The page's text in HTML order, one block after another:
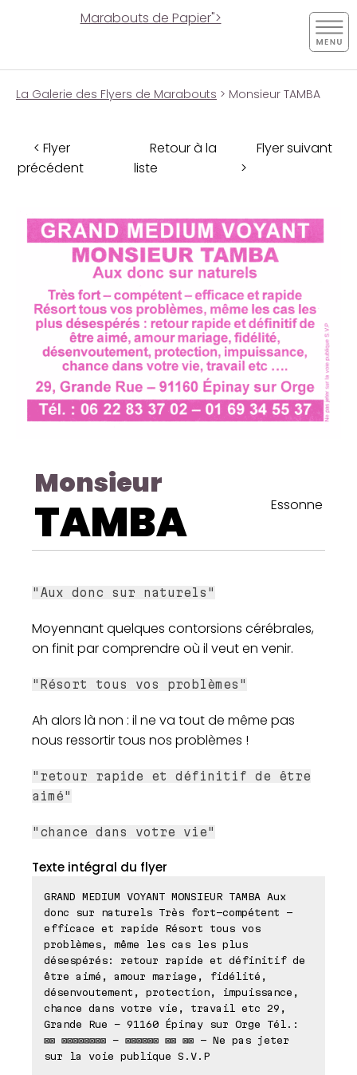
Marabouts de Papier">
La Galerie des Flyers de Marabouts > Monsieur TAMBA
< Flyer
précédent
Retour à la
liste
Flyer suivant
>
Monsieur
TAMBA Essonne
"Aux donc sur naturels"
Moyennant quelques contorsions cérébrales,
on finit par comprendre où il veut en venir.
"Résort tous vos problèmes"
Ah alors là non : il ne va tout de même pas
nous ressortir tous nos problèmes !
"retour rapide et définitif de être
aimé"
"chance dans votre vie"
Texte intégral du flyer
GRAND MEDIUM VOYANT MONSIEUR TAMBA Aux
donc sur naturels Très fort-compétent -
efficace et rapide Résort tous vos
problèmes, même les cas les plus
désespérés: retour rapide et définitif de
être aimé, amour mariage, fidélité,
désenvoutement, protection, impuissance,
chance dans votre vie, travail etc 29,
Grande Rue – 91160 Épinay sur Orge Tél.:
⊠⊠ ⊠⊠⊠⊠⊠⊠⊠⊠ – ⊠⊠⊠⊠⊠⊠ ⊠⊠ ⊠⊠ - Ne pas jeter
sur la voie publique S.V.P